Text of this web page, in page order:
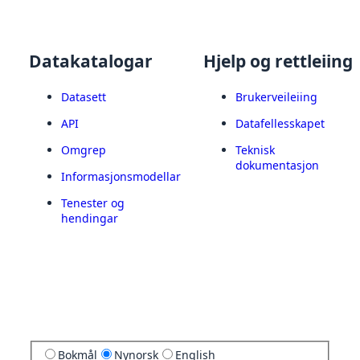
Datakatalogar
Datasett
API
Omgrep
Informasjonsmodellar
Tenester og
hendingar
Hjelp og rettleiing
Brukerveileiing
Datafellesskapet
Teknisk
dokumentasjon
Bokmål Nynorsk English